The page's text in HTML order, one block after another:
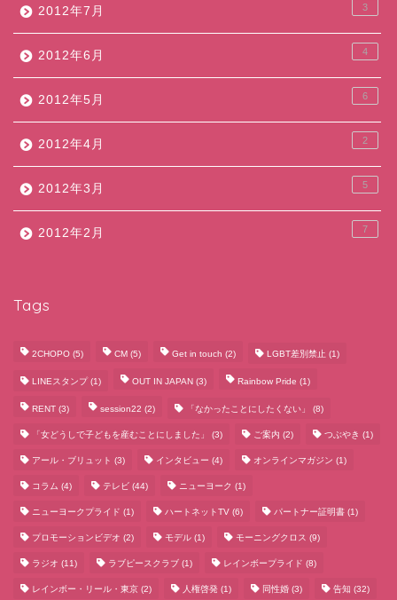
2012年7月 3
2012年6月 4
2012年5月 6
2012年4月 2
2012年3月 5
2012年2月 7
Tags
2CHOPO (5) CM (5) Get in touch (2) LGBT差別禁止 (1)
LINEスタンプ(1) OUT IN JAPAN (3) Rainbow Pride (1)
RENT (3) session22 (2) 「なかったことにしたくない」 (8)
「女どうしで子どもを産むことにしました」 (3) ご案内 (2) つぶやき (1)
アール・ブリュット (3) インタビュー (4) オンラインマガジン (1)
コラム (4) テレビ (44) ニューヨーク (1)
ニューヨークプライド (1) ハートネットTV (6) パートナー証明書 (1)
プロモーションビデオ (2) モデル (1) モーニングクロス (9)
ラジオ (11) ラブピースクラブ (1) レインボープライド (8)
レインボー・リール・東京 (2) 人権啓発 (1) 同性婚 (3) 告知 (32)